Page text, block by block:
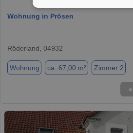
Wohnung in Prösen
Röderland, 04932
Wohnung ca. 67,00 m² Zimmer 2
★